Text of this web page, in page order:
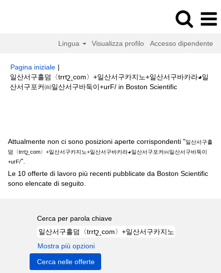
Lingua Visualizza profilo Accesso dipendente
Pagina iniziale |
일산서구홀덤〈trrtշ‸com〉+일산서구카지노+일산서구바카라◕일
산서구포커㉂일산서구바둑이+urF/ in Boston Scientific(pagina
Attualmente non ci sono posizioni aperte corrispondenti "일산서구홀
덤〈trrtշ‸com〉+일산서구카지노+일산서구바카라◕일산서구포커㉂일산서구바둑이
+urF/".
Le 10 offerte di lavoro più recenti pubblicate da Boston Scientific
sono elencate di seguito.
Cerca per parola chiave
Mostra più opzioni